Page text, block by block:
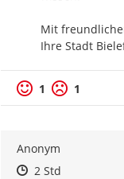
Mit
Ihre Stadt
1 1
Anonym
Zeitpunkt des
Zeitpunkt des
2 StdZur